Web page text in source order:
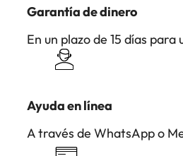
Garantía de dinero
En un plazo de 15 días para
Ayuda en línea
A través de WhatsApp o